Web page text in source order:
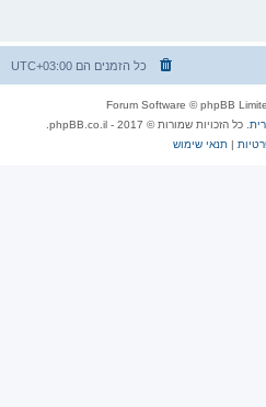
כל הזמנים הם UTC+03:00
. כל הזכויות שמורות © 2017 - phpBB.co.il.
| תנאי שימוש